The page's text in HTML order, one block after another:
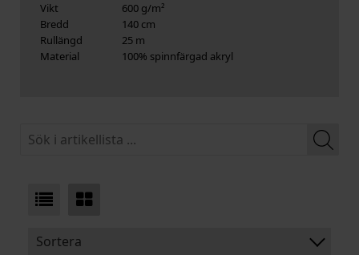
Vikt
600 g/m²
Bredd
140 cm
Rullängd
25 m
Material
100% spinnfärgad akryl
Sortera